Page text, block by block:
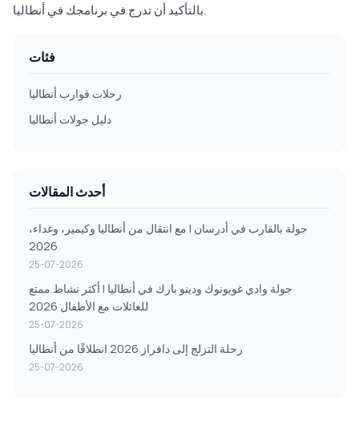
بالتأكيد أن تدرج في برنامجك في أنطاليا.
فئات
رحلات قوارب أنطاليا
دليل جولات أنطاليا
أحدث المقالات
جولة بالقارب في أدرسان | مع انتقال من أنطاليا وكيمير، وغداء،
2026
25-07-2026
جولة وادي غويونوك ودينو بارك في أنطاليا | أكثر نشاط ممتع
للعائلات مع الأطفال 2026
25-07-2026
رحلة التزلج إلى دافراز 2026 انطلاقًا من أنطاليا
25-07-2026